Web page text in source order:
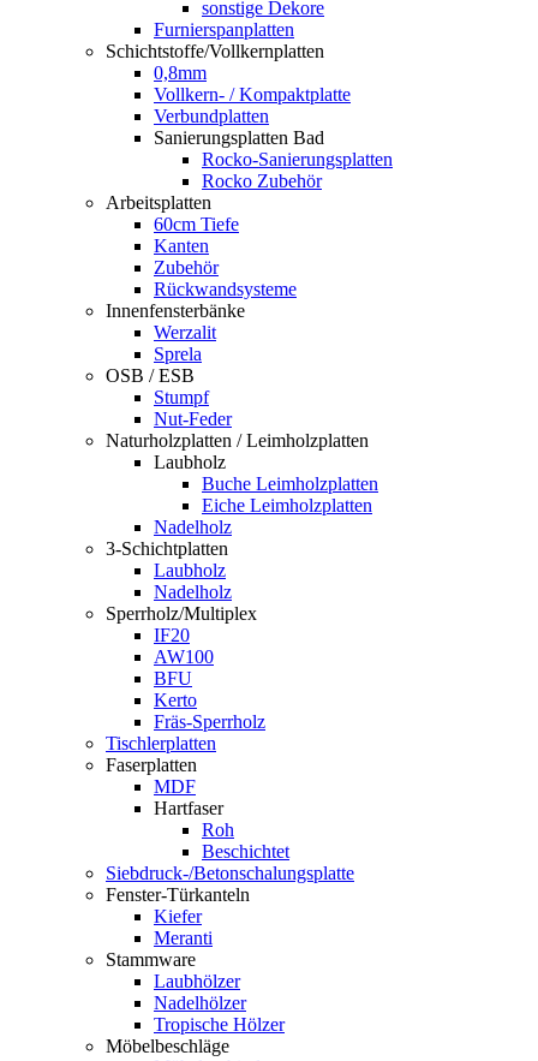
sonstige Dekore
Furnierspanplatten
Schichtstoffe/Vollkernplatten
0,8mm
Vollkern- / Kompaktplatte
Verbundplatten
Sanierungsplatten Bad
Rocko-Sanierungsplatten
Rocko Zubehör
Arbeitsplatten
60cm Tiefe
Kanten
Zubehör
Rückwandsysteme
Innenfensterbänke
Werzalit
Sprela
OSB / ESB
Stumpf
Nut-Feder
Naturholzplatten / Leimholzplatten
Laubholz
Buche Leimholzplatten
Eiche Leimholzplatten
Nadelholz
3-Schichtplatten
Laubholz
Nadelholz
Sperrholz/Multiplex
IF20
AW100
BFU
Kerto
Fräs-Sperrholz
Tischlerplatten
Faserplatten
MDF
Hartfaser
Roh
Beschichtet
Siebdruck-/Betonschalungsplatte
Fenster-Türkanteln
Kiefer
Meranti
Stammware
Laubhölzer
Nadelhölzer
Tropische Hölzer
Möbelbeschläge